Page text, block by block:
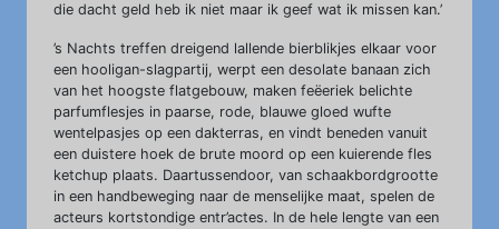
die dacht geld heb ik niet maar ik geef wat ik missen kan.’
’s Nachts treffen dreigend lallende bierblikjes elkaar voor
een hooligan-slagpartij, werpt een desolate banaan zich
van het hoogste flatgebouw, maken feëeriek belichte
parfumflesjes in paarse, rode, blauwe gloed wufte
wentelpasjes op een dakterras, en vindt beneden vanuit
een duistere hoek de brute moord op een kuierende fles
ketchup plaats. Daartussendoor, van schaakbordgrootte
in een handbeweging naar de menselijke maat, spelen de
acteurs kortstondige entr’actes. In de hele lengte van een